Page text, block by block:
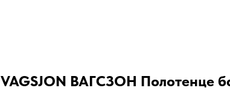
VAGSJON ВАГСЗОН Полотенце